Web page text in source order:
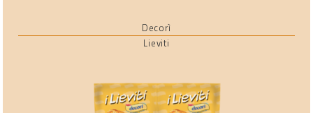
Decorì
Lieviti